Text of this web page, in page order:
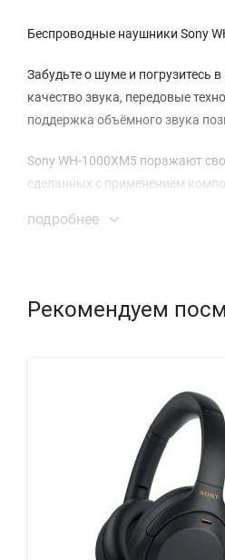
Беспроводные наушники Sony
Забудьте о шуме и погрузитесь
качество звука, передовые
поддержка объёмного звука
Sony WH-1000XM5 поражают
сделанных с применением
великолепно.
мир без отвлекающих
DSEE Extreme, в свою очередь,
качество в реальном времени.
Самый длительный срок
30 часов непрерывного
музыку еще 5 часов. Теперь
подробнее
Рекомендуем